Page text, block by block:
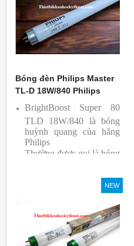
Bóng đèn Philips Master
TL-D 18W/840 Philips
BrightBoost Super 80
TLD 18W/840 là bóng
huỳnh quang của hãng
Philips
Thường được gọi là bóng
Bóng có độ hoàn màu
cao(Ra80) cùng quang
NEW